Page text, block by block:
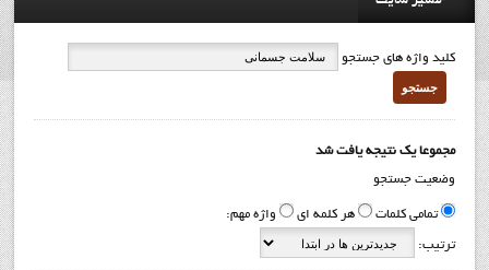
کلید واژه های جستجو
جستجو
مجموعا یک نتیجه یافت شد
وضعیت جستجو
تمامی کلمات هر کلمه ای واژه مهم:
ترتیب: